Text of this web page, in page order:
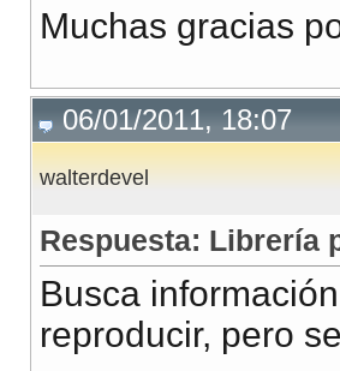
Muchas gracias
06/01/2011, 18:07
walterdevel
Respuesta: Librería
Busca
reproducir, pero